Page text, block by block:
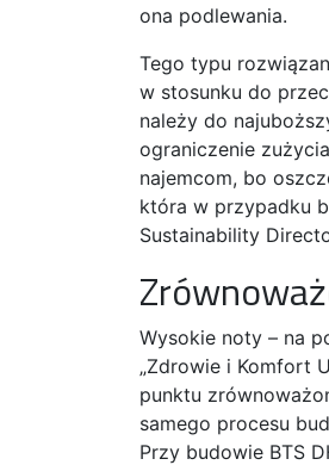
ona podlewania.
Tego typu
w stosunku do
należy do
ograniczenie
najemcom, bo
która w przypadku
Sustainability
Wysokie noty – na
„Zdrowie i Komfort
punktu
samego procesu
Przy budowie BTS